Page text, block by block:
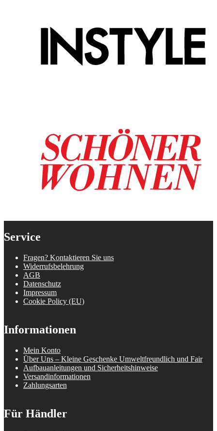
Service
Fragen? Kontaktieren Sie uns
Widerrufsbelehrung
AGB
Datenschutz
Impressum
Cookie Policy (EU)
Informationen
Mein Konto
Über Uns – Kleine Geschenke Umweltfreundlich und Fair
Aufbauanleitungen und Sicherheitshinweise
Versandinformationen
Zahlungsarten
Für Händler